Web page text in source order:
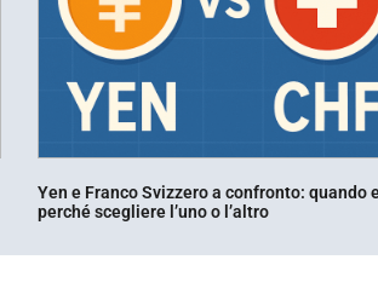
Yen e Franco Svizzero a confronto: quando
perché scegliere l’uno o l’altro